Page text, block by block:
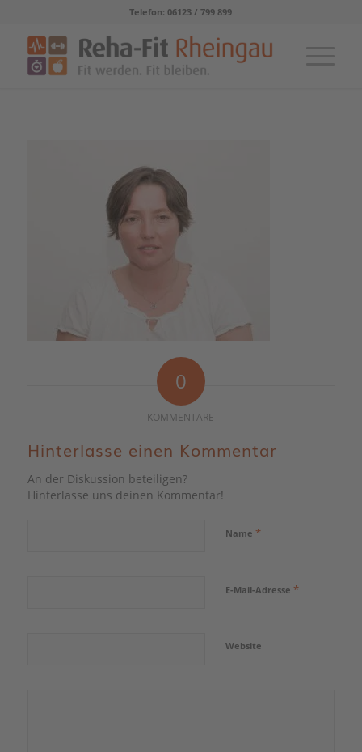
Telefon: 06123 / 799 899
0
KOMMENTARE
Hinterlasse einen Kommentar
An der Diskussion beteiligen?
Hinterlasse uns deinen Kommentar!
Name *
E-Mail-Adresse *
Website